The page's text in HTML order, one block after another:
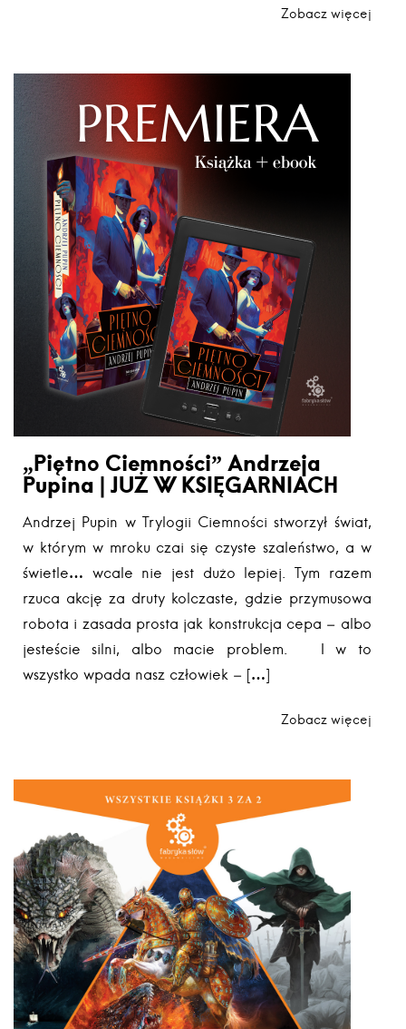
Zobacz więcej
„Piętno Ciemności” Andrzeja
Pupina | JUŻ W KSIĘGARNIACH
Andrzej Pupin w Trylogii Ciemności stworzył świat,
w którym w mroku czai się czyste szaleństwo, a w
świetle… wcale nie jest dużo lepiej. Tym razem
rzuca akcję za druty kolczaste, gdzie przymusowa
robota i zasada prosta jak konstrukcja cepa – albo
jesteście silni, albo macie problem. I w to
wszystko wpada nasz człowiek – […]
Zobacz więcej